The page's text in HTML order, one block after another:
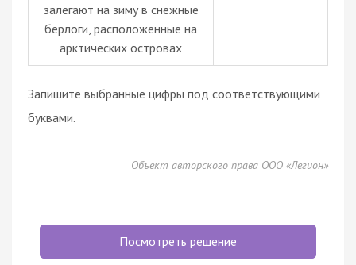
залегают на зиму в снежные
берлоги, расположенные на
арктических островах
Запишите выбранные цифры под соответствующими
буквами.
Объект авторского права ООО «Легион»
Посмотреть решение